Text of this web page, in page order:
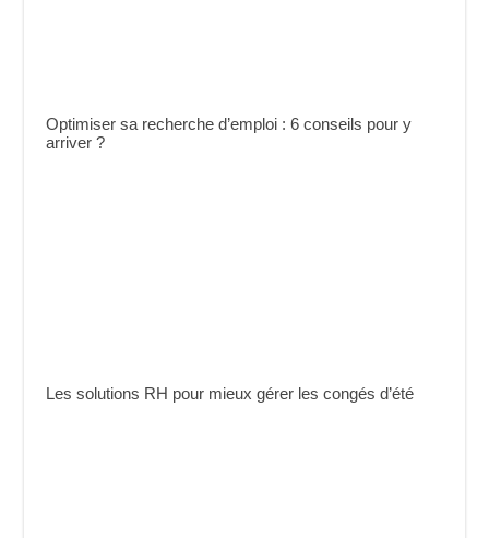
Optimiser sa recherche d’emploi : 6 conseils pour y
arriver ?
Les solutions RH pour mieux gérer les congés d’été